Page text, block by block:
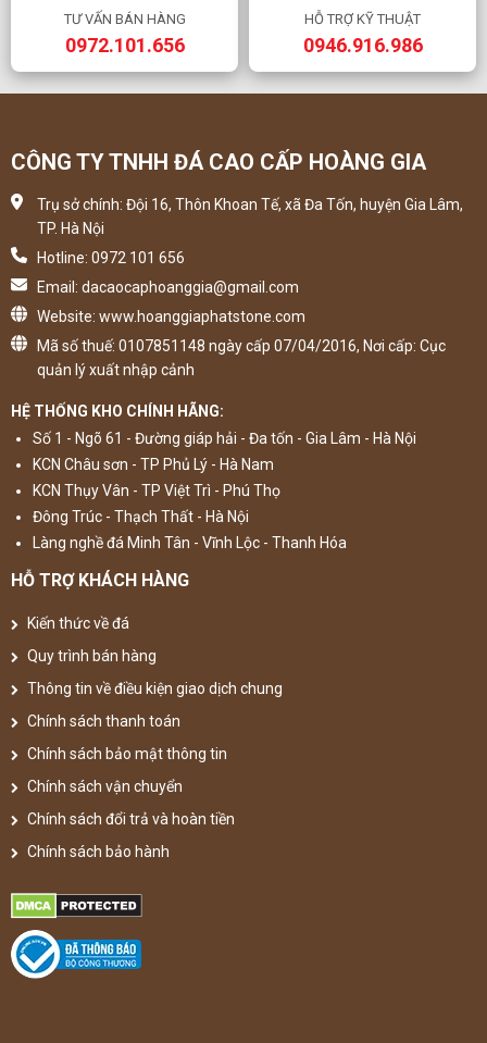
TƯ VẤN BÁN HÀNG
0972.101.656
HỖ TRỢ KỸ THUẬT
0946.916.986
CÔNG TY TNHH ĐÁ CAO CẤP HOÀNG GIA
Trụ sở chính: Đội 16, Thôn Khoan Tế, xã Đa Tốn, huyện Gia Lâm,
TP. Hà Nội
Hotline: 0972 101 656
Email: dacaocaphoanggia@gmail.com
Website: www.hoanggiaphatstone.com
Mã số thuế: 0107851148 ngày cấp 07/04/2016, Nơi cấp: Cục
quản lý xuất nhập cảnh
HỆ THỐNG KHO CHÍNH HÃNG:
Số 1 - Ngõ 61 - Đường giáp hải - Đa tốn - Gia Lâm - Hà Nội
KCN Châu sơn - TP Phủ Lý - Hà Nam
KCN Thụy Vân - TP Việt Trì - Phú Thọ
Đông Trúc - Thạch Thất - Hà Nội
Làng nghề đá Minh Tân - Vĩnh Lộc - Thanh Hóa
HỖ TRỢ KHÁCH HÀNG
Kiến thức về đá
Quy trình bán hàng
Thông tin về điều kiện giao dịch chung
Chính sách thanh toán
Chính sách bảo mật thông tin
Chính sách vận chuyển
Chính sách đổi trả và hoàn tiền
Chính sách bảo hành